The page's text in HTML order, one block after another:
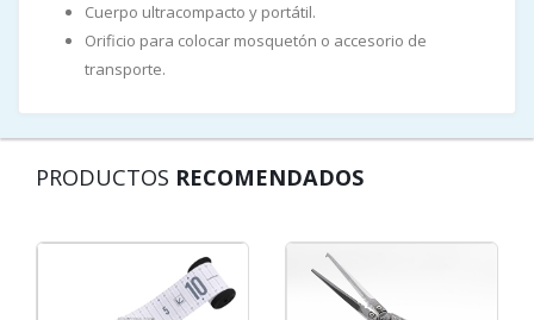
Cuerpo ultracompacto y portátil.
Orificio para colocar mosquetón o accesorio de
transporte.
PRODUCTOS RECOMENDADOS